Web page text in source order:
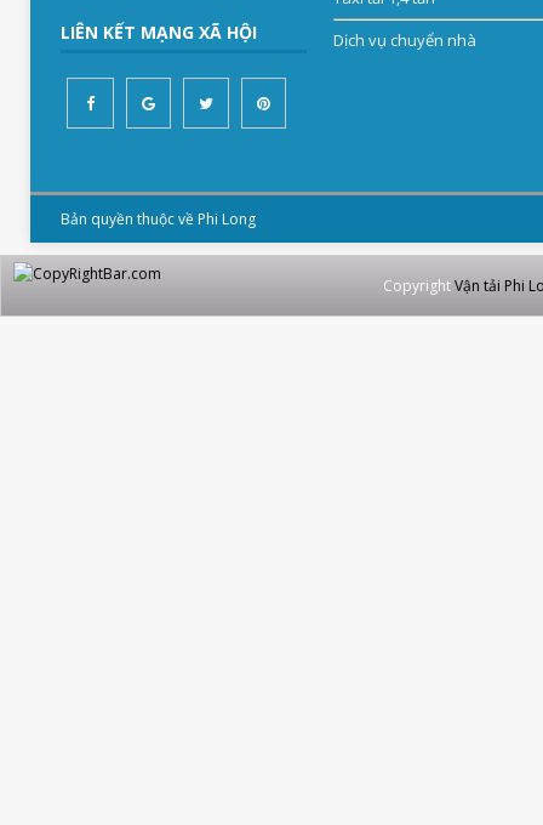
LIÊN KẾT MẠNG XÃ HỘI
Dịch vụ chuyển nhà
Bản quyền thuộc về Phi Long
CopyrightVận tải Phi